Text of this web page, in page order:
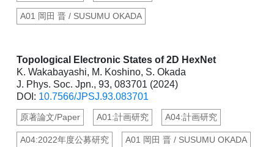
A01 岡田 晋 / SUSUMU OKADA
Topological Electronic States of 2D HexNet
K. Wakabayashi, M. Koshino, S. Okada
J. Phys. Soc. Jpn., 93, 083701 (2024)
DOI: 10.7566/JPSJ.93.083701
原著論文/Paper A01:計画研究 A04:計画研究
A04:2022年度公募研究 A01 岡田 晋 / SUSUMU OKADA